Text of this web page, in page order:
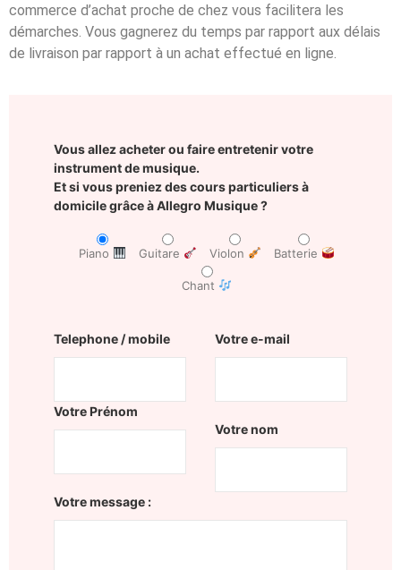
commerce d’achat proche de chez vous facilitera les
démarches. Vous gagnerez du temps par rapport aux délais
de livraison par rapport à un achat effectué en ligne.
Vous allez acheter ou faire entretenir votre
instrument de musique.
Et si vous preniez des cours particuliers à
domicile grâce à Allegro Musique ?
Piano Guitare Violon Batterie
Chant
Telephone / mobile Votre e-mail
Votre Prénom
Votre nom
Votre message :